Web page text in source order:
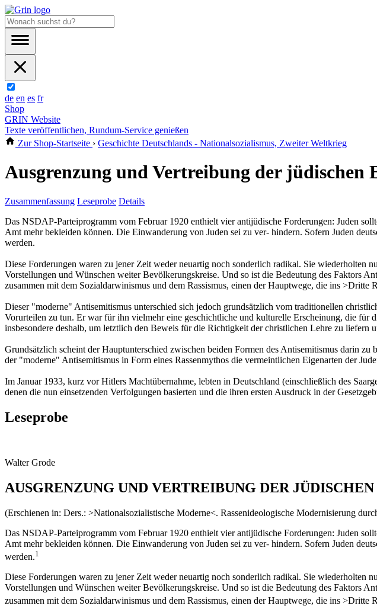
de en es fr
Shop
GRIN Website
Texte veröffentlichen, Rundum-Service genießen
Zur Shop-Startseite › Geschichte Deutschlands - Nationalsozialismus, Zweiter Weltkrieg
Ausgrenzung und Vertreibung der jüdischen
Zusammenfassung Leseprobe Details
Das NSDAP-Parteiprogramm vom Februar 1920 enthielt vier antijüdische Forderungen: Juden
Amt mehr bekleiden können. Die Einwanderung von Juden sei zu ver- hindern. Sofern Juden
werden.
Diese Forderungen waren zu jener Zeit weder neuartig noch sonderlich radikal. Sie wiederholten
Vorstellungen und Wünschen weiter Bevölkerungskreise. Und so ist die Bedeutung des Faktors
zusammen mit dem Sozialdarwinismus und dem Rassismus, einen der Hauptwege, die ins >Dritte
Dieser "moderne" Antisemitismus unterschied sich jedoch grundsätzlich vom traditionellen
Vorurteilen zu tun. Er war für ihn vielmehr eine geschichtliche und kulturelle Erscheinung, die für
insbesondere deshalb, um letztlich den Beweis für die Richtigkeit der christlichen Lehre zu liefern
Grundsätzlich scheint der Hauptunterschied zwischen beiden Formen des Antisemitismus darin
der "moderne" Antisemitismus in Form eines Rassenmythos die vermeintlichen Eigenarten der
Im Januar 1933, kurz vor Hitlers Machtübernahme, lebten in Deutschland (einschließlich des
denen die nun einsetzenden Verfolgungen basierten und die ihren ersten Ausdruck in der
Leseprobe
Walter Grode
AUSGRENZUNG UND VERTREIBUNG DER
(Erschienen in: Ders.: >Nationalsozialistische Moderne<. Rassenideologische Modernisierung
Das NSDAP-Parteiprogramm vom Februar 1920 enthielt vier antijüdische Forderungen: Juden
Amt mehr bekleiden können. Die Einwanderung von Juden sei zu ver- hindern. Sofern Juden
werden.1
Diese Forderungen waren zu jener Zeit weder neuartig noch sonderlich radikal. Sie wiederholten
Vorstellungen und Wünschen weiter Bevölkerungskreise. Und so ist die Bedeutung des Faktors
zusammen mit dem Sozialdarwinismus und dem Rassismus, einen der Hauptwege, die ins >Dritte